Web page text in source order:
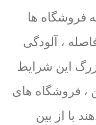
ها
، آلودگی
این شرایط
، فروشگاه های
با از بین